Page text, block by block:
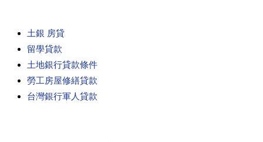
土銀 房貸
留學貸款
土地銀行貸款條件
勞工房屋修繕貸款
台灣銀行軍人貸款